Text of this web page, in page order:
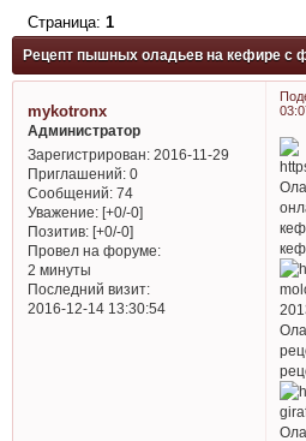
Рецепт пышных оладьев на кефире с
Страница: 1
mykotronx
Администратор
Зарегистрирован: 2016-11-29
Приглашений:0
Сообщений:74
Уважение: [+0/-0]
Позитив: [+0/-0]
Провел на форуме:
2 минуты
Последний визит:
2016-12-14 13:30:54